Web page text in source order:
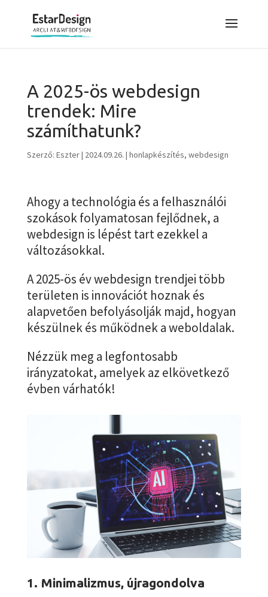
A 2025-ös webdesign
trendek: Mire
számíthatunk?
Szerző: Eszter| 2024.09.26. | honlapkészítés, webdesign
Ahogy a technológia és a felhasználói
szokások folyamatosan fejlődnek, a
webdesign is lépést tart ezekkel a
változásokkal.
A 2025-ös év webdesign trendjei több
területen is innovációt hoznak és
alapvetően befolyásolják majd, hogyan
készülnek és működnek a weboldalak.
Nézzük meg a legfontosabb
irányzatokat, amelyek az elkövetkező
évben várhatók!
1. Minimalizmus, újragondolva